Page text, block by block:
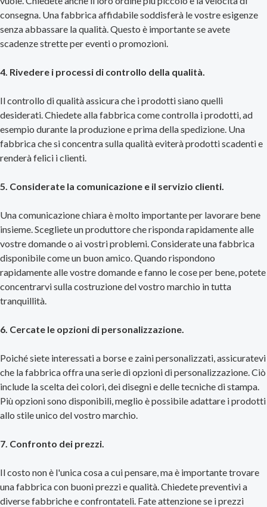
consegna. Una fabbrica affidabile soddisferà le vostre esigenze
senza abbassare la qualità. Questo è importante se avete
scadenze strette per eventi o promozioni.
4. Rivedere i processi di controllo della qualità.
Il controllo di qualità assicura che i prodotti siano quelli
desiderati. Chiedete alla fabbrica come controlla i prodotti, ad
esempio durante la produzione e prima della spedizione. Una
fabbrica che si concentra sulla qualità eviterà prodotti scadenti e
renderà felici i clienti.
5. Considerate la comunicazione e il servizio clienti.
Una comunicazione chiara è molto importante per lavorare bene
insieme. Scegliete un produttore che risponda rapidamente alle
vostre domande o ai vostri problemi. Considerate una fabbrica
disponibile come un buon amico. Quando rispondono
rapidamente alle vostre domande e fanno le cose per bene, potete
concentrarvi sulla costruzione del vostro marchio in tutta
tranquillità.
6. Cercate le opzioni di personalizzazione.
Poiché siete interessati a borse e zaini personalizzati, assicuratevi
che la fabbrica offra una serie di opzioni di personalizzazione. Ciò
include la scelta dei colori, dei disegni e delle tecniche di stampa.
Più opzioni sono disponibili, meglio è possibile adattare i prodotti
allo stile unico del vostro marchio.
7. Confronto dei prezzi.
Il costo non è l'unica cosa a cui pensare, ma è importante trovare
una fabbrica con buoni prezzi e qualità. Chiedete preventivi a
diverse fabbriche e confrontateli. Fate attenzione se i prezzi